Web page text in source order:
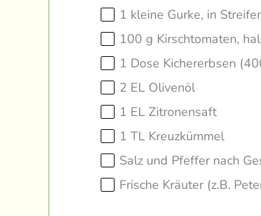
1 kleine Gurke, in
100 g Kirschtomaten,
1 Dose Kichererbsen
2 EL Olivenöl
1 EL Zitronensaft
1 TL Kreuzkümmel
Salz und Pfeffer nach
Frische Kräuter (z.B.